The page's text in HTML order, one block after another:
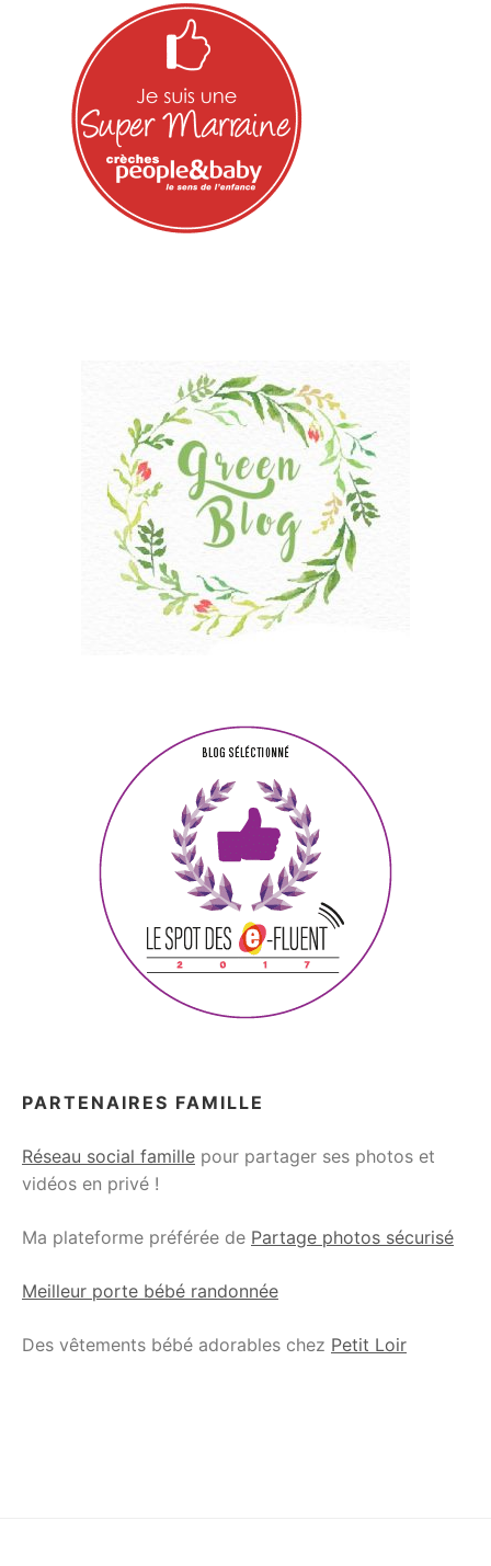
PARTENAIRES FAMILLE
Réseau social famille pour partager ses photos et
vidéos en privé !
Ma plateforme préférée de Partage photos sécurisé
Meilleur porte bébé randonnée
Des vêtements bébé adorables chez Petit Loir